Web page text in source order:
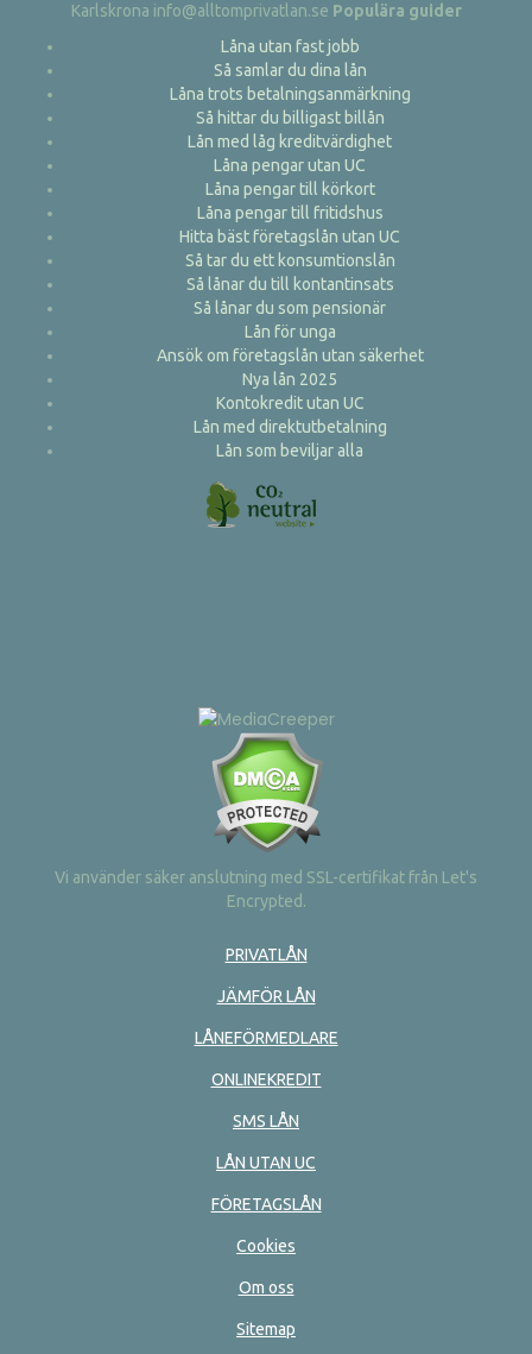
Karlskrona info@alltomprivatlan.se Populära guider
Låna utan fast jobb
Så samlar du dina lån
Låna trots betalningsanmärkning
Så hittar du billigast billån
Lån med låg kreditvärdighet
Låna pengar utan UC
Låna pengar till körkort
Låna pengar till fritidshus
Hitta bäst företagslån utan UC
Så tar du ett konsumtionslån
Så lånar du till kontantinsats
Så lånar du som pensionär
Lån för unga
Ansök om företagslån utan säkerhet
Nya lån 2025
Kontokredit utan UC
Lån med direktutbetalning
Lån som beviljar alla
Vi använder säker anslutning med SSL-certifikat från Let's
Encrypted.
PRIVATLÅN
JÄMFÖR LÅN
LÅNEFÖRMEDLARE
ONLINEKREDIT
SMS LÅN
LÅN UTAN UC
FÖRETAGSLÅN
Cookies
Om oss
Sitemap